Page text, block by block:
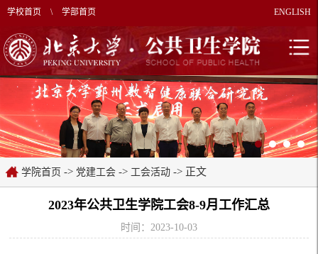
学校首页 \ 学部首页 ENGLISH
学院首页 -> 党建工会 -> 工会活动 -> 正文
2023年公共卫生学院工会8-9月工作汇总
时间：2023-10-03